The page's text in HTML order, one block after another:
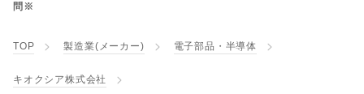
問※
TOP 製造業(メーカー) 電子部品・半導体
キオクシア株式会社